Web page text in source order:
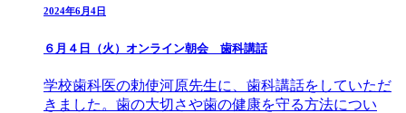
2024年6月4日
６月４日（火）オンライン朝会 歯科講話
学校歯科医の勅使河原先生に、歯科講話をしていただ
きました。歯の大切さや歯の健康を守る方法につい